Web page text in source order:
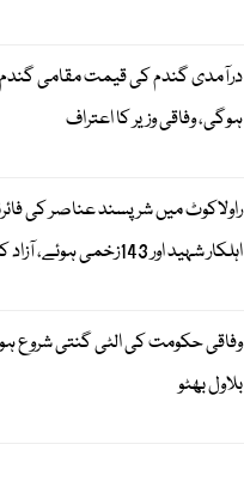
درآمدی گندم کی قیمت مقامی
ہوگی، وفاقی وزیر کا اعتراف
اہلکار شہید اور 143زخمی ہوئے، آزاد کشمیر حکومت
وفاقی حکومت کی الٹی گنتی شروع
بلاول بھٹو